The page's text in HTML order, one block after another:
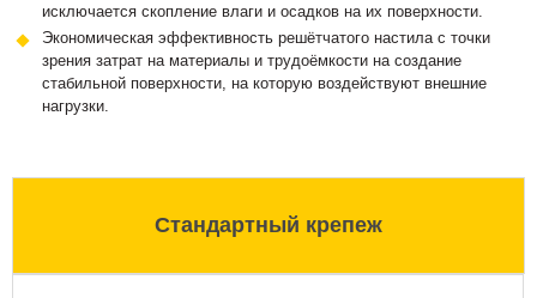
исключается скопление влаги и осадков на их поверхности.
Экономическая эффективность решётчатого настила с точки
зрения затрат на материалы и трудоёмкости на создание
стабильной поверхности, на которую воздействуют внешние
нагрузки.
Стандартный крепеж